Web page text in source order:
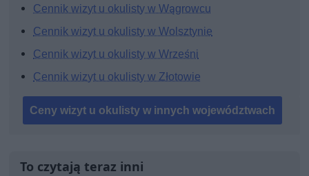
Cennik wizyt u okulisty w Wągrowcu
Cennik wizyt u okulisty w Wolsztynie
Cennik wizyt u okulisty w Wrześni
Cennik wizyt u okulisty w Złotowie
Ceny wizyt u okulisty w innych województwach
To czytają teraz inni